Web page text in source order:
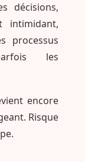
décisions,
intimidant,
processus
les
encore
Risque